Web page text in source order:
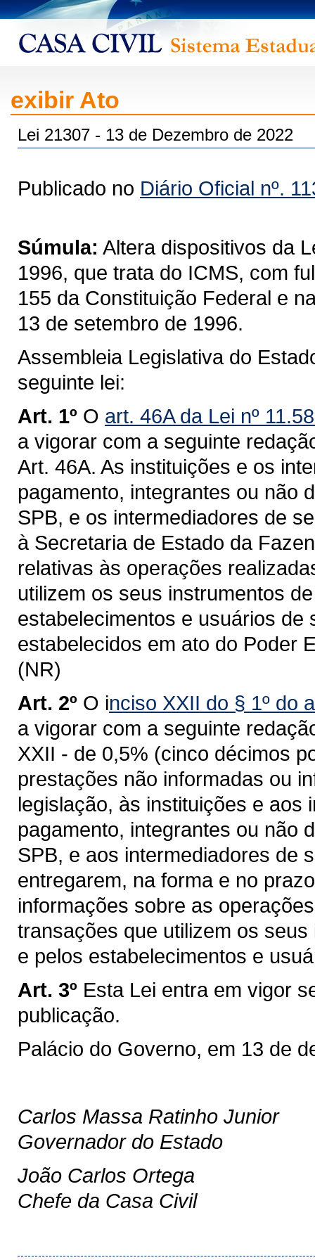
exibir Ato
Lei 21307 - 13 de Dezembro de 2022
Publicado no Diário Oficial nº.
Súmula: Altera dispositivos da
1996, que trata do ICMS, com
155 da Constituição Federal e
13 de setembro de 1996.
Assembleia Legislativa do
seguinte lei:
Art. 1º O art. 46A da Lei nº
a vigorar com a seguinte
Art. 46A. As instituições e os
pagamento, integrantes ou não
SPB, e os intermediadores de
à Secretaria de Estado da
relativas às operações
utilizem os seus instrumentos
estabelecimentos e usuários
estabelecidos em ato do Poder
(NR)
Art. 2º O inciso XXII do § 1º do
a vigorar com a seguinte
XXII - de 0,5% (cinco décimos
prestações não informadas ou
legislação, às instituições e aos
pagamento, integrantes ou não
SPB, e aos intermediadores de
entregarem, na forma e no
informações sobre as
transações que utilizem os
e pelos estabelecimentos e
Art. 3º Esta Lei entra em vigor
publicação.
Palácio do Governo, em 13 de
Carlos Massa Ratinho Junior
Governador do Estado
João Carlos Ortega
Chefe da Casa Civil